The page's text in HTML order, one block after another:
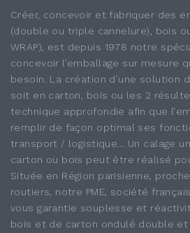
Créer, concevoir et fabriquer des
(double ou triple cannelure), bois
WRAP), est depuis 1978 notre
concevoir l’emballage sur mesure
besoin. La création d’une solution
soit en carton, bois ou les 2 résulte
technique approfondie afin que
remplir de façon optimal ses
transport / logistique… Un calage
carton ou bois peut être réalisé
Située en Région parisienne,
routiers, notre PME, société
vous garantie souplesse et
bois et de carton ondulé double